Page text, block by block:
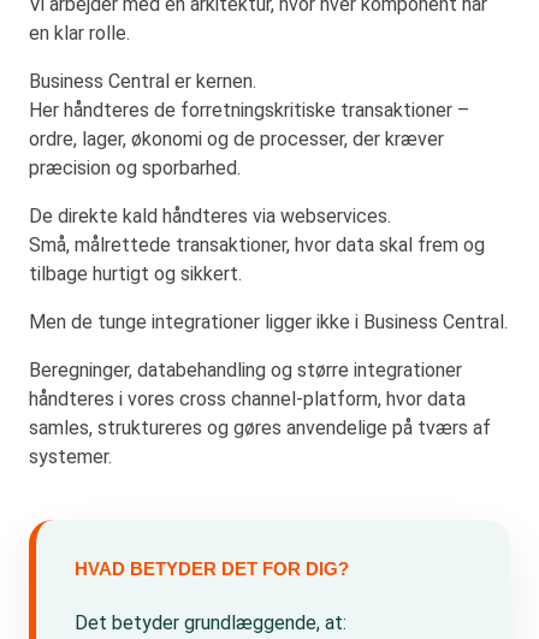
en klar rolle.
Business Central er kernen.
Her håndteres de forretningskritiske transaktioner –
ordre, lager, økonomi og de processer, der kræver
præcision og sporbarhed.
De direkte kald håndteres via webservices.
Små, målrettede transaktioner, hvor data skal frem og
tilbage hurtigt og sikkert.
Men de tunge integrationer ligger ikke i Business Central.
Beregninger, databehandling og større integrationer
håndteres i vores cross channel-platform, hvor data
samles, struktureres og gøres anvendelige på tværs af
systemer.
HVAD BETYDER DET FOR DIG?
Det betyder grundlæggende, at: